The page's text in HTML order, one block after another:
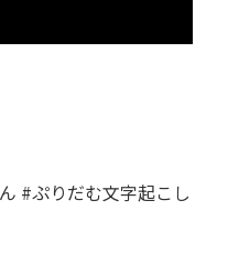
#ぷりだむ文字起こし